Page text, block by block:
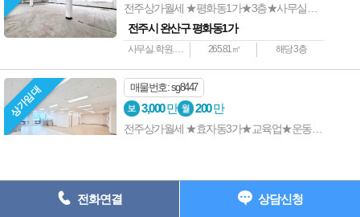
전주시 완산구 평화동1가
사무실. 학원. 운동시설등 265.81㎡ 해당 3층
상가임대 매물번호: sg8447
3,000만 200만
전주상가월세 ★효자동3가★교육업★운동시설★사무실등
063) 227-1117
전화연결 상담신청